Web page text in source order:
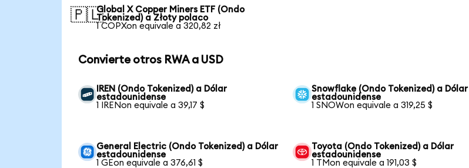
🇵🇱Global X Copper Miners ETF (Ondo
Tokenized) a Złoty polaco
1 COPXon equivale a 320,82 zł
Convierte otros RWA a USD
IREN (Ondo Tokenized) a Dólar
estadounidense
1 IRENon equivale a 39,17 $
Snowflake (Ondo Tokenized) a Dólar
estadounidense
1 SNOWon equivale a 319,25 $
General Electric (Ondo Tokenized) a Dólar
estadounidense
1 GEon equivale a 376,61 $
Toyota (Ondo Tokenized) a Dólar
estadounidense
1 TMon equivale a 191,03 $